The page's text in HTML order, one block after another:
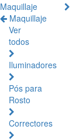
Maquillaje
Maquillaje
Ver
todos
Iluminadores
Pós para
Rosto
Correctores